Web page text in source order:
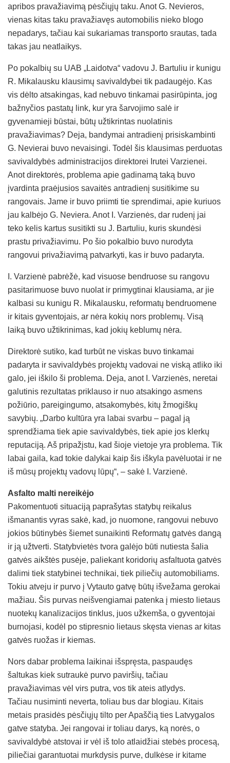
apribos pravažiavimą pėsčiųjų taku. Anot G. Nevieros,
vienas kitas taku pravažiavęs automobilis nieko blogo
nepadarys, tačiau kai sukariamas transporto srautas, tada
takas jau neatlaikys.
Po pokalbių su UAB „Laidotva“ vadovu J. Bartuliu ir kunigu
R. Mikalausku klausimų savivaldybei tik padaugėjo. Kas
vis dėlto atsakingas, kad nebuvo tinkamai pasirūpinta, jog
bažnyčios pastatų link, kur yra šarvojimo salė ir
gyvenamieji būstai, būtų užtikrintas nuolatinis
pravažiavimas? Deja, bandymai antradienį prisiskambinti
G. Nevierai buvo nevaisingi. Todėl šis klausimas perduotas
savivaldybės administracijos direktorei Irutei Varzienei.
Anot direktorės, problema apie gadinamą taką buvo
įvardinta praėjusios savaitės antradienį susitikime su
rangovais. Jame ir buvo priimti tie sprendimai, apie kuriuos
jau kalbėjo G. Neviera. Anot I. Varzienės, dar rudenį jai
teko kelis kartus susitikti su J. Bartuliu, kuris skundėsi
prastu privažiavimu. Po šio pokalbio buvo nurodyta
rangovui privažiavimą patvarkyti, kas ir buvo padaryta.
I. Varzienė pabrėžė, kad visuose bendruose su rangovu
pasitarimuose buvo nuolat ir primygtinai klausiama, ar jie
kalbasi su kunigu R. Mikalausku, reformatų bendruomene
ir kitais gyventojais, ar nėra kokių nors problemų. Visą
laiką buvo užtikrinimas, kad jokių keblumų nėra.
Direktorė sutiko, kad turbūt ne viskas buvo tinkamai
padaryta ir savivaldybės projektų vadovai ne viską atliko iki
galo, jei iškilo ši problema. Deja, anot I. Varzienės, neretai
galutinis rezultatas priklauso ir nuo atsakingo asmens
požiūrio, pareigingumo, atsakomybės, kitų žmogiškų
savybių. „Darbo kultūra yra labai svarbu – pagal ją
sprendžiama tiek apie savivaldybės, tiek apie jos klerkų
reputaciją. Aš pripažįstu, kad šioje vietoje yra problema. Tik
labai gaila, kad tokie dalykai kaip šis iškyla pavėluotai ir ne
iš mūsų projektų vadovų lūpų“, – sakė I. Varzienė.
Asfalto malti nereikėjo
Pakomentuoti situaciją paprašytas statybų reikalus
išmanantis vyras sakė, kad, jo nuomone, rangovui nebuvo
jokios būtinybės šiemet sunaikinti Reformatų gatvės dangą
ir ją užtverti. Statybvietės tvora galėjo būti nutiesta šalia
gatvės aikštės pusėje, paliekant koridorių asfaltuota gatvės
dalimi tiek statybinei technikai, tiek piliečių automobiliams.
Tokiu atveju ir purvo į Vytauto gatvę būtų išvežama gerokai
mažiau. Šis purvas neišvengiamai patenka į miesto lietaus
nuotekų kanalizacijos tinklus, juos užkemša, o gyventojai
burnojasi, kodėl po stipresnio lietaus skęsta vienas ar kitas
gatvės ruožas ir kiemas.
Nors dabar problema laikinai išspręsta, paspaudęs
šaltukas kiek sutraukė purvo paviršių, tačiau
pravažiavimas vėl virs putra, vos tik ateis atlydys.
Tačiau nusiminti neverta, toliau bus dar blogiau. Kitais
metais prasidės pėsčiųjų tilto per Apaščią ties Latvygalos
gatve statyba. Jei rangovai ir toliau darys, ką norės, o
savivaldybė atstovai ir vėl iš tolo atlaidžiai stebės procesą,
piliečiai garantuotai murkdysis purve, dulkėse ir kitame